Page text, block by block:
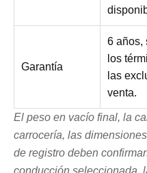
Garantía
6 años,
los
las
venta.
El peso en vacío final, la
carrocería, las
de registro deben